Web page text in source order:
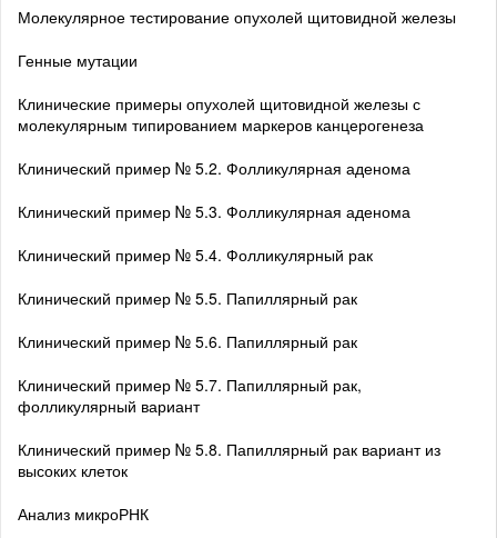
Молекулярное тестирование опухолей щитовидной железы
Генные мутации
Клинические примеры опухолей щитовидной железы с
молекулярным типированием маркеров канцерогенеза
Клинический пример № 5.2. Фолликулярная аденома
Клинический пример № 5.3. Фолликулярная аденома
Клинический пример № 5.4. Фолликулярный рак
Клинический пример № 5.5. Папиллярный рак
Клинический пример № 5.6. Папиллярный рак
Клинический пример № 5.7. Папиллярный рак,
фолликулярный вариант
Клинический пример № 5.8. Папиллярный рак вариант из
высоких клеток
Анализ микроРНК